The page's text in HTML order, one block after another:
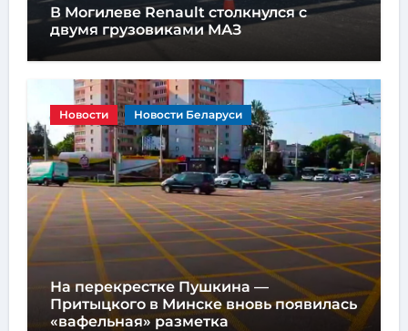
В Могилеве Renault столкнулся с
двумя грузовиками МАЗ
Новости Новости Беларуси
На перекрестке Пушкина —
Притыцкого в Минске вновь появилась
«вафельная» разметка